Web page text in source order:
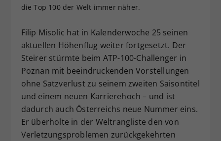
die Top 100 der Welt immer näher.
Filip Misolic hat in Kalenderwoche 25 seinen
aktuellen Höhenflug weiter fortgesetzt. Der
Steirer stürmte beim ATP-100-Challenger in
Poznan mit beeindruckenden Vorstellungen
ohne Satzverlust zu seinem zweiten Saisontitel
und einem neuen Karrierehoch – und ist
dadurch auch Österreichs neue Nummer eins.
Er überholte in der Weltrangliste den von
Verletzungsproblemen zurückgekehrten
Zweck
Dieser Wert speichert Ihre Consent-
zufällig generierte ID, für die
historische Speicherung Ihrer
vorgenommen Einstellungen, falls der
Webseiten-Betreiber dies eingestellt
hat.